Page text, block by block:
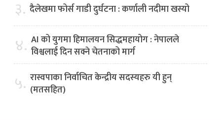
३. दैलेखमा फोर्स गाडी दुर्घटना : कर्णाली नदीमा खस्यो
४. AI को युगमा हिमालयन सिद्धमहायोग : नेपालले
विश्वलाई दिन सक्ने चेतनाको मार्ग
५. रास्वपाका निर्वाचित केन्द्रीय सदस्यहरु यी हुन्
(मतसहित)